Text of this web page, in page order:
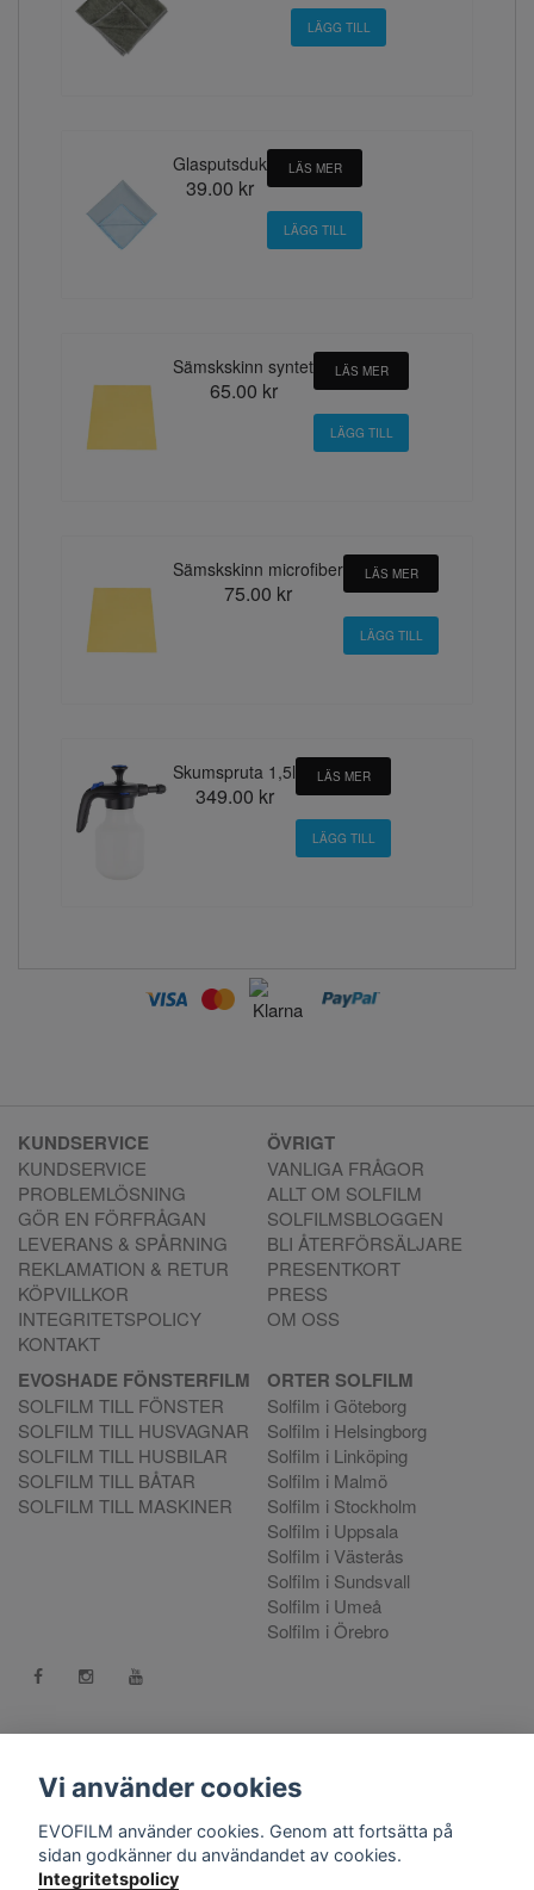
Glasputsduk
39.00 kr
LÄS MER
Sämskskinn syntet
65.00 kr
LÄS MER
Sämskskinn microfiber
75.00 kr
LÄS MER
Skumspruta 1,5l
349.00 kr
LÄS MER
KUNDSERVICE
KUNDSERVICE
PROBLEMLÖSNING
GÖR EN FÖRFRÅGAN
LEVERANS & SPÅRNING
REKLAMATION & RETUR
KÖPVILLKOR
INTEGRITETSPOLICY
KONTAKT
ÖVRIGT
VANLIGA FRÅGOR
ALLT OM SOLFILM
SOLFILMSBLOGGEN
BLI ÅTERFÖRSÄLJARE
PRESENTKORT
PRESS
OM OSS
EVOSHADE FÖNSTERFILM
SOLFILM TILL FÖNSTER
SOLFILM TILL HUSVAGNAR
SOLFILM TILL HUSBILAR
SOLFILM TILL BÅTAR
SOLFILM TILL MASKINER
ORTER SOLFILM
Solfilm i Göteborg
Solfilm i Helsingborg
Solfilm i Linköping
Solfilm i Malmö
Solfilm i Stockholm
Solfilm i Uppsala
Solfilm i Västerås
Solfilm i Sundsvall
Solfilm i Umeå
Solfilm i Örebro
Kontakt:mejla oss. Vill du göra en reklamation använd vår
28 Helsingborg.
Vi använder cookies
EVOFILM använder cookies. Genom att fortsätta på
sidan godkänner du användandet av cookies.
Integritetspolicy